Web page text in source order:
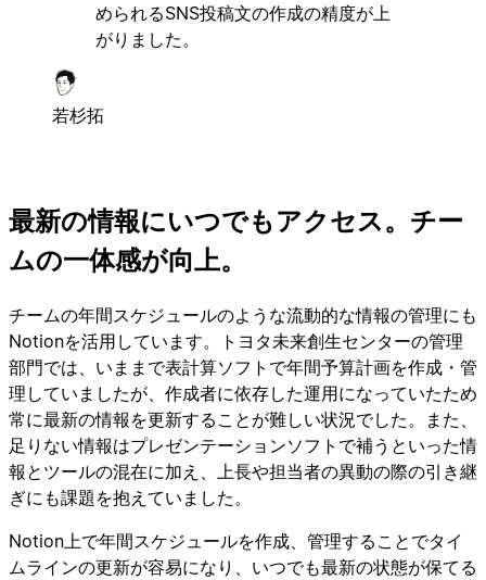
められるSNS投稿文の作成の精度が上
がりました。
若杉拓
最新の情報にいつでもアクセス。チー
ムの一体感が向上。
チームの年間スケジュールのような流動的な情報の管理にも
Notionを活用しています。トヨタ未来創生センターの管理
部門では、いままで表計算ソフトで年間予算計画を作成・管
理していましたが、作成者に依存した運用になっていたため
常に最新の情報を更新することが難しい状況でした。また、
足りない情報はプレゼンテーションソフトで補うといった情
報とツールの混在に加え、上長や担当者の異動の際の引き継
ぎにも課題を抱えていました。
Notion上で年間スケジュールを作成、管理することでタイ
ムラインの更新が容易になり、いつでも最新の状態が保てる